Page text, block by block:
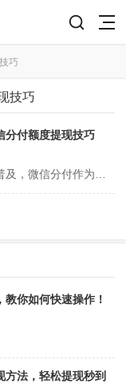
巧
技巧
分付额度提现技巧
你如何快速操作！
法，轻松提现秒到